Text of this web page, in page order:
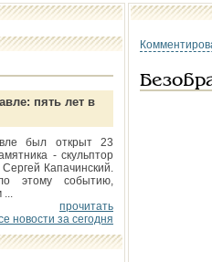
пять лет в
был открыт 23
- скульптор
Капачинский.
этому событию,
...
прочитать
новости за сегодня